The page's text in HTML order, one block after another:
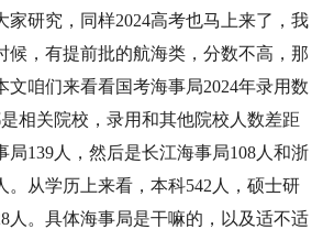
研究，同样2024高考也马上来了，我
，有提前批的航海类，分数不高，那
咱们来看看国考海事局2024年录用数
相关院校，录用和其他院校人数差距
139人，然后是长江海事局108人和浙
。从学历上来看，本科542人，硕士研
人。具体海事局是干嘛的，以及适不适